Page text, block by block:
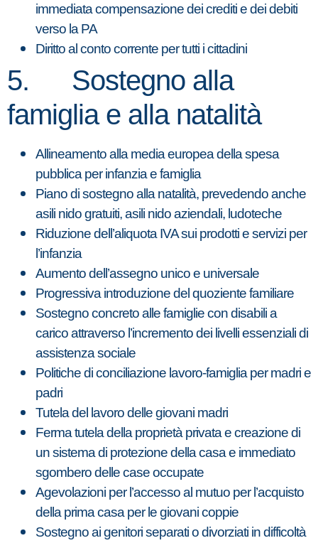
immediata compensazione dei crediti e dei debiti
verso la PA
Diritto al conto corrente per tutti i cittadini
5. Sostegno alla
famiglia e alla natalità
Allineamento alla media europea della spesa
pubblica per infanzia e famiglia
Piano di sostegno alla natalità, prevedendo anche
asili nido gratuiti, asili nido aziendali, ludoteche
Riduzione dell’aliquota IVA sui prodotti e servizi per
l’infanzia
Aumento dell’assegno unico e universale
Progressiva introduzione del quoziente familiare
Sostegno concreto alle famiglie con disabili a
carico attraverso l’incremento dei livelli essenziali di
assistenza sociale
Politiche di conciliazione lavoro-famiglia per madri e
padri
Tutela del lavoro delle giovani madri
Ferma tutela della proprietà privata e creazione di
un sistema di protezione della casa e immediato
sgombero delle case occupate
Agevolazioni per l’accesso al mutuo per l’acquisto
della prima casa per le giovani coppie
Sostegno ai genitori separati o divorziati in difficoltà